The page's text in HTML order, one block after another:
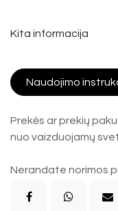
Kita informacija
Naudojimo
Prekės ar prekių
nuo vaizduojamų
Nerandate norimos